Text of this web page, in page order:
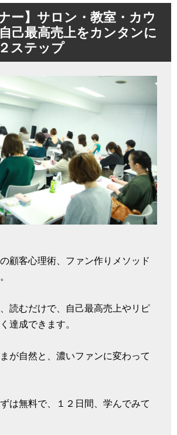
ー】サロン・教室・カウ
己最高売上をカンタンに
ステップ
顧客心理術、ファン作りメソッド
読むだけで、自己最高売上やリピ
達成できます。
が自然と、濃いファンに変わって
は無料で、１２日間、学んでみて